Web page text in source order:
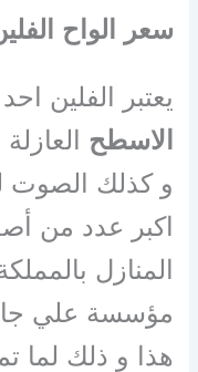
سعر الواح
يعتبر الفلين
الاسطح
و كذلك الصوت
اكبر عدد من
المنازل
مؤسسة علي
هذا و ذلك لما